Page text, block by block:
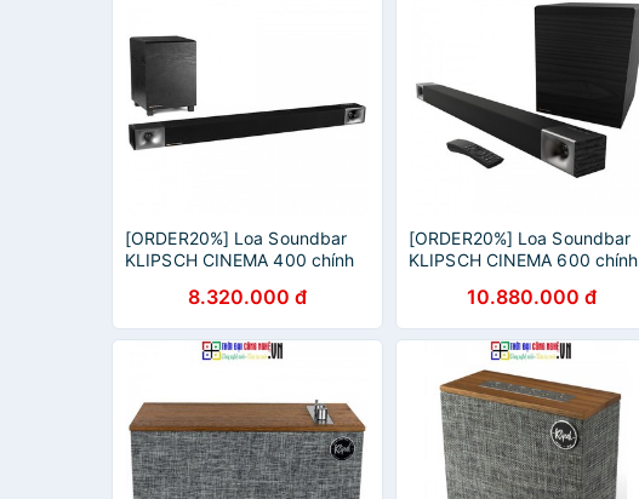
[ORDER20%] Loa Soundbar
KLIPSCH CINEMA 400 chính
8.320.000 đ
[ORDER20%] Loa Soundbar
KLIPSCH CINEMA 600 chính
10.880.000 đ